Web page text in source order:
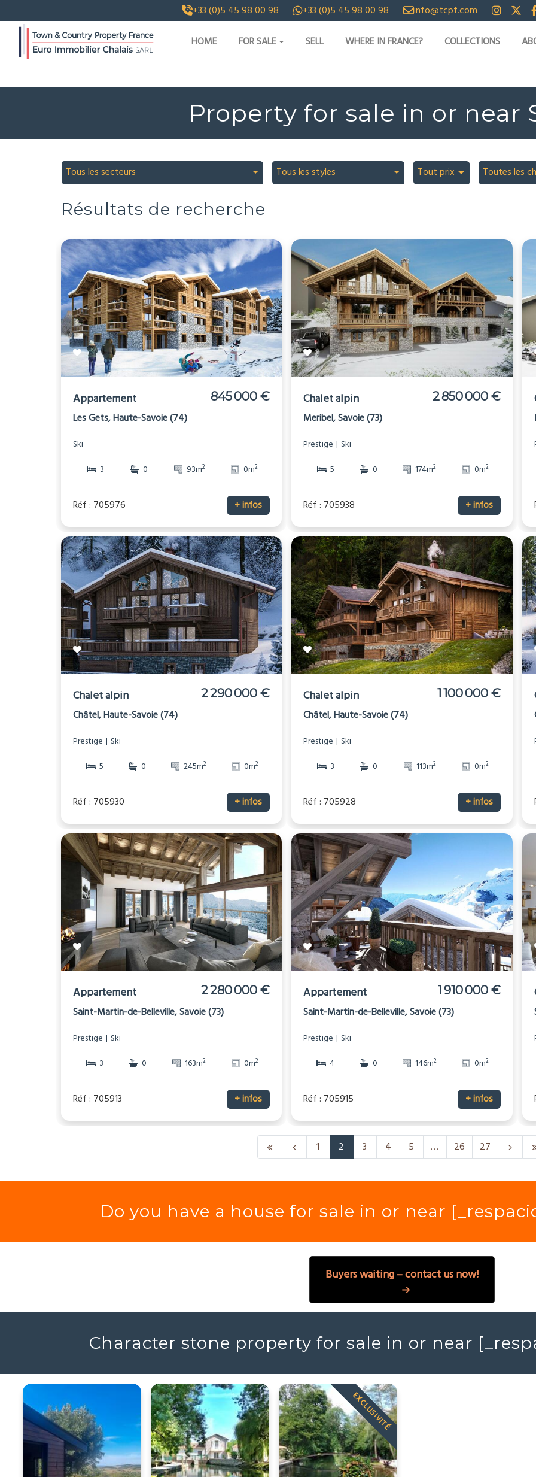
+33 (0)5 45 98 00 98 +33 (0)5 45 98 00 98 info@tcpf.com
HOME FOR SALE SELL WHERE IN FRANCE? COLLECTIONS
Property for sale in or near
Tous les secteurs Tous les styles Tout prix Toutes les
Résultats de recherche
Appartement 845 000 €
Les Gets, Haute-Savoie (74)
Ski
3
0 93m2 0m2
Réf : 705976 + infos
Chalet alpin 2 850 000 €
Meribel, Savoie (73)
Prestige
Ski
5
0 174m2 0m2
Réf : 705938 + infos
Chalet alpin 2 290 000 €
Châtel, Haute-Savoie (74)
Prestige
Ski
5
0 245m2 0m2
Réf : 705930 + infos
Chalet alpin 1 100 000 €
Châtel, Haute-Savoie (74)
Prestige
Ski
3
0 113m2 0m2
Réf : 705928 + infos
Appartement 2 280 000 €
Saint-Martin-de-Belleville, Savoie (73)
Prestige
Ski
3
0 163m2 0m2
Réf : 705913 + infos
Appartement 1 910 000 €
Saint-Martin-de-Belleville, Savoie (73)
Prestige
Ski
4
0 146m2 0m2
Réf : 705915 + infos
1 2 3 4 5 … 26 27
Do you have a house for sale in or near
Buyers waiting – contact us now!
Character stone property for sale in or near
EXCLUSIVITÉ